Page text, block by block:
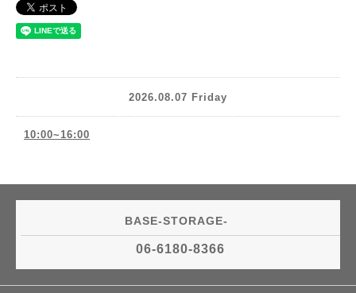
2026.08.07 Friday
10:00~16:00
BASE-STORAGE-
06-6180-8366